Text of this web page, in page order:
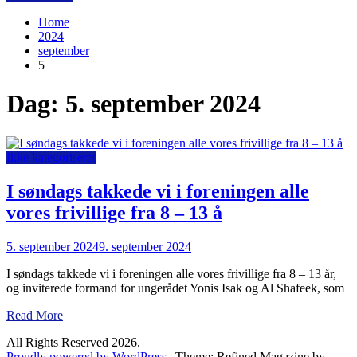
Home
2024
september
5
Dag: 5. september 2024
Ikke kategoriseret
I søndags takkede vi i foreningen alle
vores frivillige fra 8 – 13 å
5. september 20249. september 2024
I søndags takkede vi i foreningen alle vores frivillige fra 8 – 13 år,
og inviterede formand for ungerådet Yonis Isak og Al Shafeek, som
Read More
All Rights Reserved 2026.